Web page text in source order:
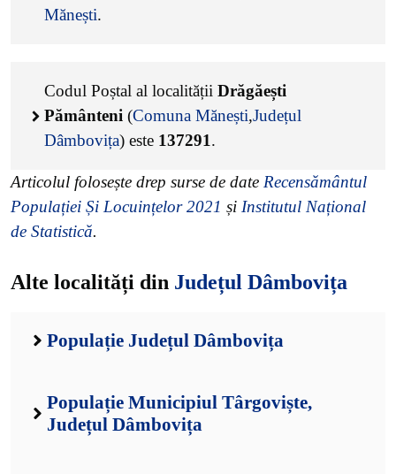
Mănești.
Codul Poștal al localității Drăgăești
Pământeni (Comuna Mănești,Județul
Dâmbovița) este 137291.
Articolul folosește drep surse de date Recensământul
Populației Și Locuințelor 2021 și Institutul Național
de Statistică.
Alte localități din Județul Dâmbovița
Populație Județul Dâmbovița
Populație Municipiul Târgoviște,
Județul Dâmbovița